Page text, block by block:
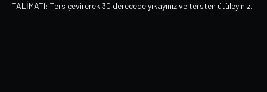
TALİMATI: Ters çevirerek 30 derecede yıkayınız ve tersten ütüleyiniz.